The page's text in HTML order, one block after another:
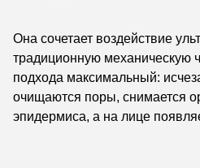
Она сочетает воздействие
традиционную механическую
подхода максимальный:
очищаются поры, снимается
эпидермиса, а на лице